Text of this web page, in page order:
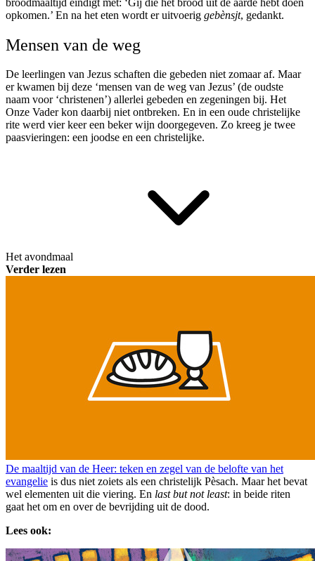
opkomen.’ En na het eten wordt er uitvoerig gebènsjt, gedankt.
Mensen van de weg
De leerlingen van Jezus schaften die gebeden niet zomaar af. Maar
er kwamen bij deze ‘mensen van de weg van Jezus’ (de oudste
naam voor ‘christenen’) allerlei gebeden en zegeningen bij. Het
Onze Vader kon daarbij niet ontbreken. En in een oude christelijke
rite werd vier keer een beker wijn doorgegeven. Zo kreeg je twee
paasvieringen: een joodse en een christelijke.
Het avondmaal
Verder lezen
De maaltijd van de Heer: teken en zegel van de belofte van het
evangelie is dus niet zoiets als een christelijk Pèsach. Maar het bevat
wel elementen uit die viering. En last but not least: in beide riten
gaat het om en over de bevrijding uit de dood.
Lees ook: